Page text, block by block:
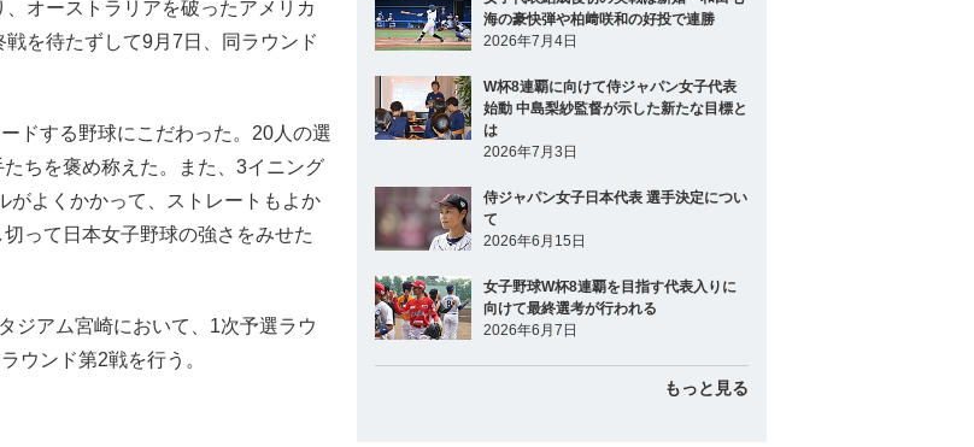
オーストラリアを破ったアメリカ
を待たずして9月7日、同ラウンド
ドする野球にこだわった。20人の選
ちを褒め称えた。また、3イニング
がよくかかって、ストレートもよか
って日本女子野球の強さをみせた
ジアム宮崎において、1次予選ラウ
ウンド第2戦を行う。
海の豪快弾や柏﨑咲和の好投で連勝
2026年7月4日
W杯8連覇に向けて侍ジャパン女子代表
始動 中島梨紗監督が示した新たな目標と
は
2026年7月3日
侍ジャパン女子日本代表 選手決定につい
て
2026年6月15日
女子野球W杯8連覇を目指す代表入りに
向けて最終選考が行われる
2026年6月7日
もっと見る